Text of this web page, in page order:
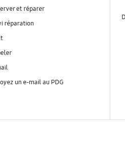
et réparer
réparation
un e-mail au PDG